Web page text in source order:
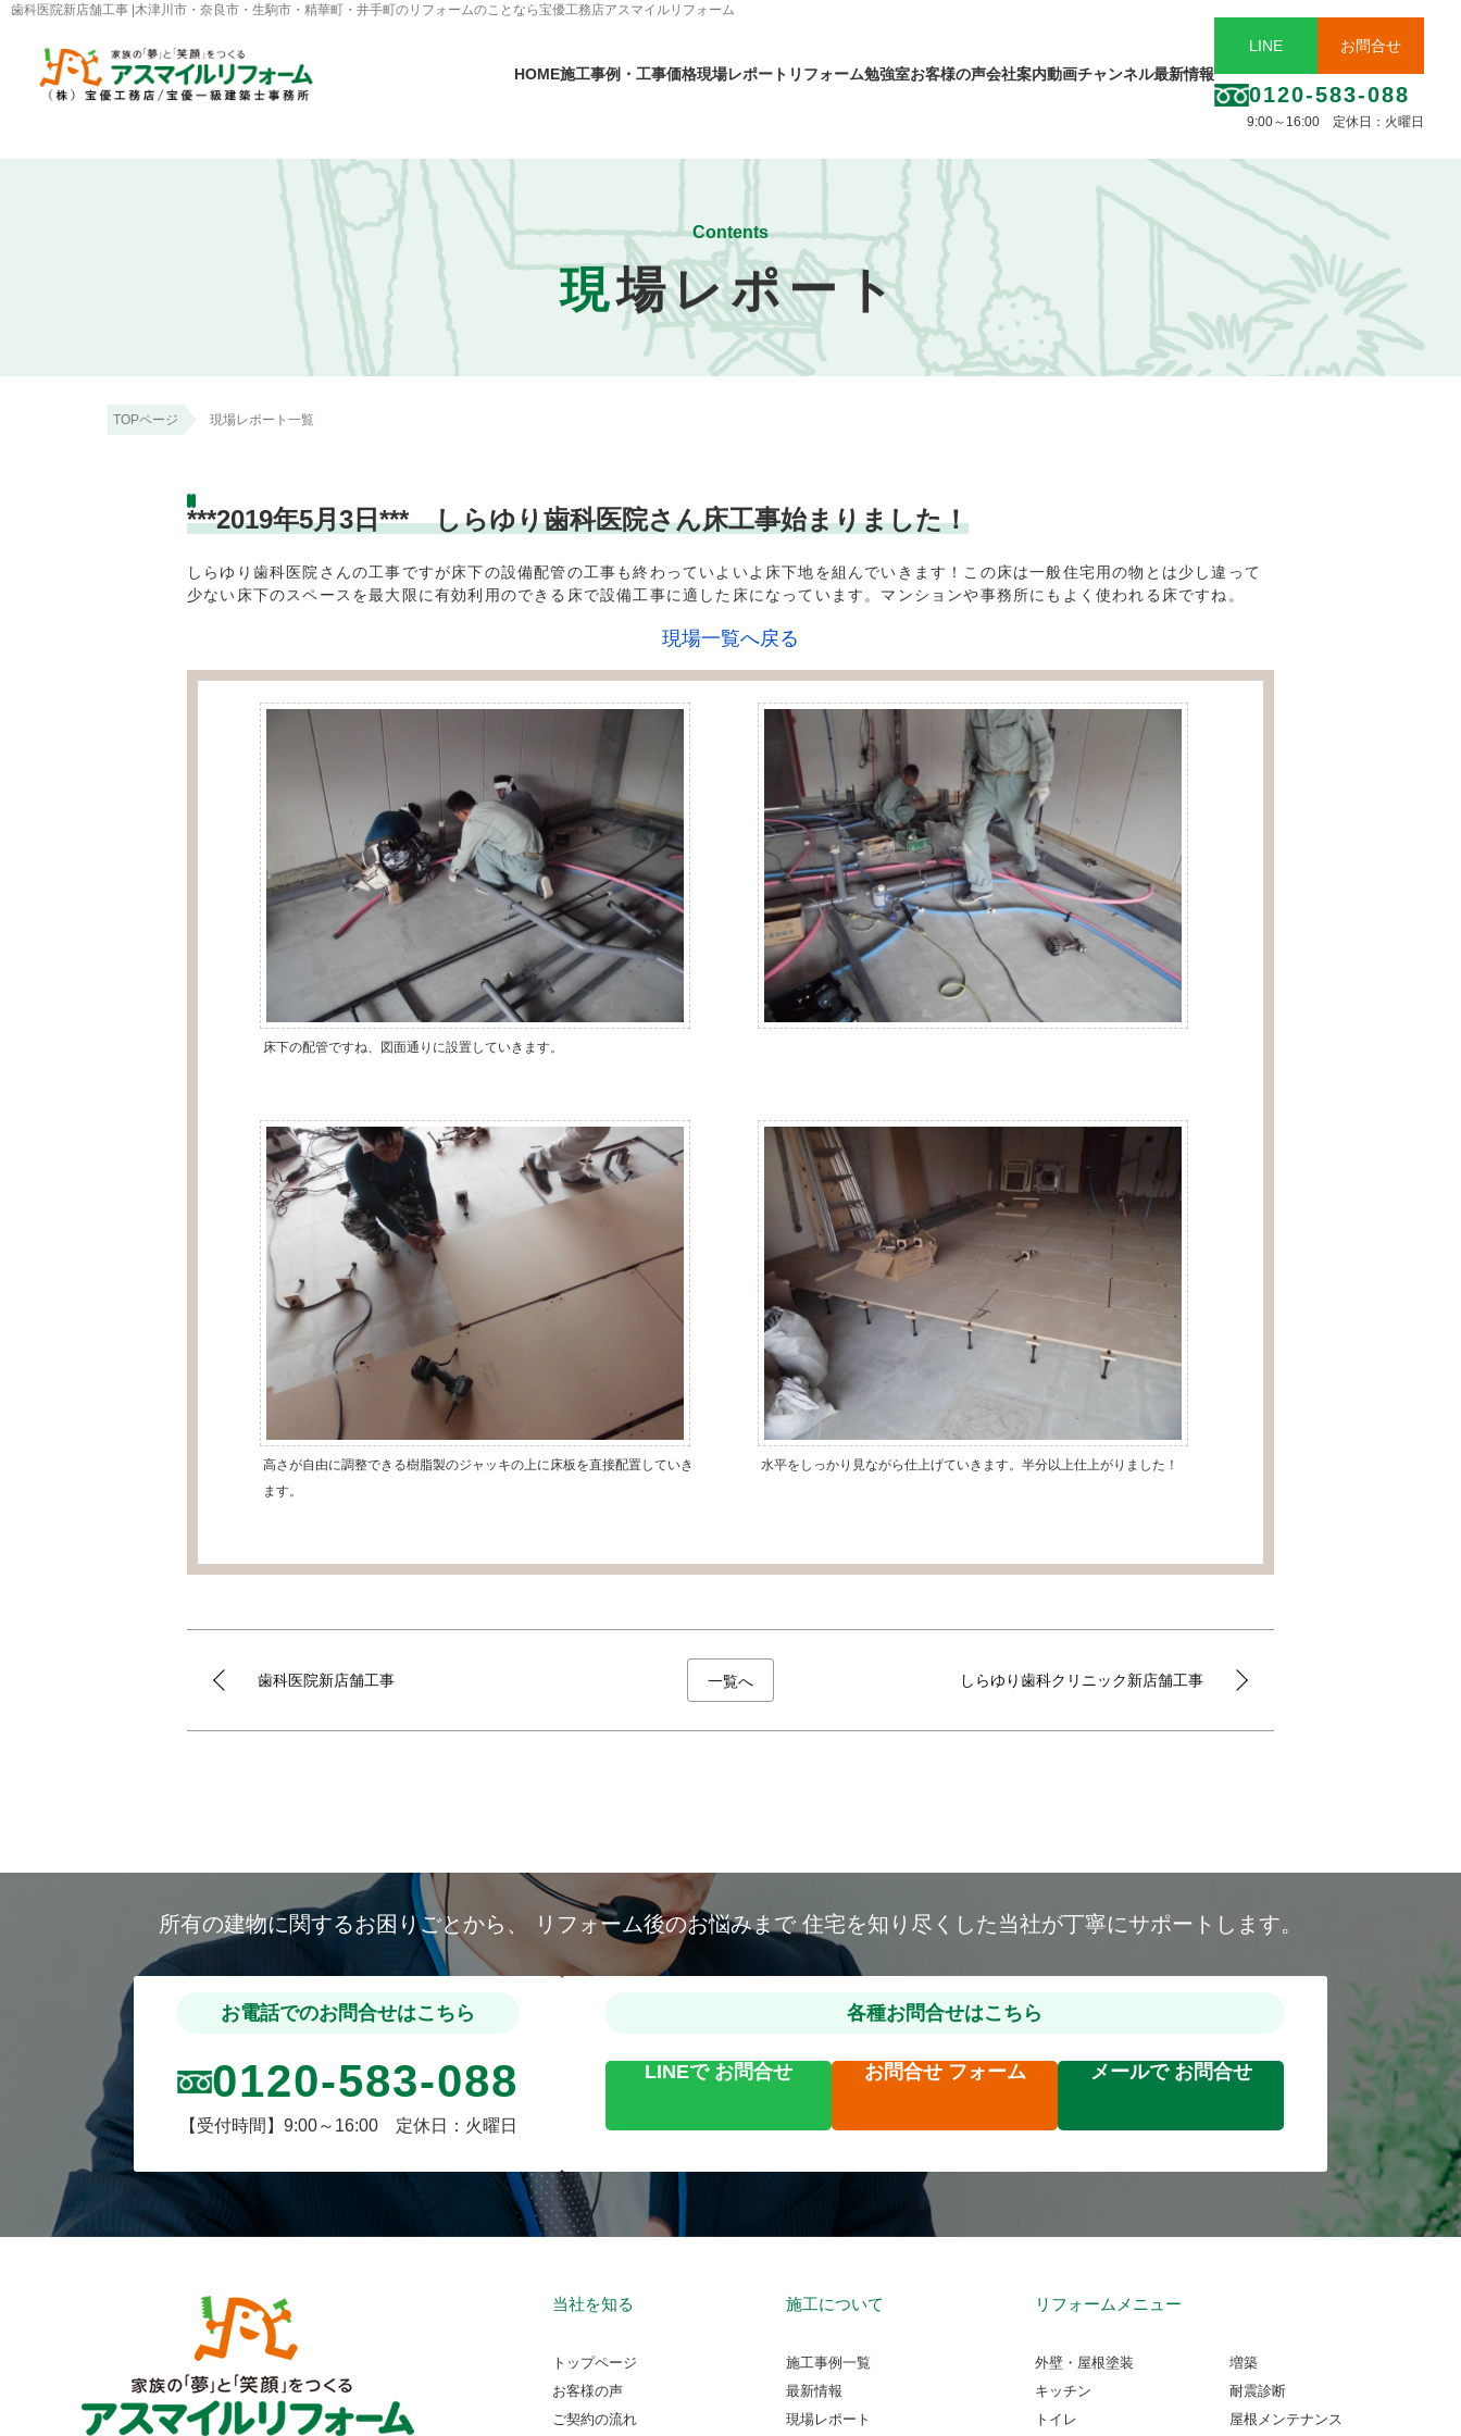
歯科医院新店舗工事 |木津川市・奈良市・生駒市・精華町・井手町のリフォームのことなら宝優工務店アスマイルリフォーム
HOME施工事例・工事価格現場レポート リフォーム勉強室お客様の声会社案内動画チャンネル最新情報
LINE お問合せ
0120-583-088
9:00～16:00 定休日：火曜日
Contents
現場レポート
TOPページ 現場レポート一覧
***2019年5月3日*** しらゆり歯科医院さん床工事始まりました！
しらゆり歯科医院さんの工事ですが床下の設備配管の工事も終わっていよいよ床下地を組んでいきます！この床は一般住宅用の物とは少し違って
少ない床下のスペースを最大限に有効利用のできる床で設備工事に適した床になっています。マンションや事務所にもよく使われる床ですね。
現場一覧へ戻る
床下の配管ですね、図面通りに設置していきます。
高さが自由に調整できる樹脂製のジャッキの上に床板を直接配置していき
ます。
水平をしっかり見ながら仕上げていきます。半分以上仕上がりました！
歯科医院新店舗工事 一覧へ しらゆり歯科クリニック新店舗工事
所有の建物に関するお困りごとから、 リフォーム後のお悩みまで 住宅を知り尽くした当社が丁寧にサポートします。
お電話でのお問合せはこちら
0120-583-088
【受付時間】9:00～16:00 定休日：火曜日
各種お問合せはこちら
LINEで お問合せ お問合せ フォーム メールで お問合せ
当社を知る
トップページ
お客様の声
ご契約の流れ
施工について
施工事例一覧
最新情報
現場レポート
リフォームメニュー
外壁・屋根塗装
キッチン
トイレ
増築
耐震診断
屋根メンテナンス